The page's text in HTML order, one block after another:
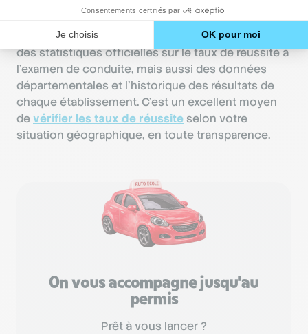
carte officielle des auto-écoles
mise en ligne par la Sécurité routière. Elle fournit
des statistiques officielles sur le taux de réussite à
l’examen de conduite, mais aussi des données
départementales et l’historique des résultats de
chaque établissement. C’est un excellent moyen
devérifier les taux de réussite selon votre
situation géographique, en toute transparence.
On vous accompagne jusqu'au
permis
Prêt à vous lancer ?